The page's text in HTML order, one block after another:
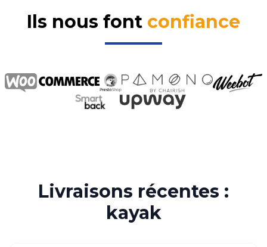
Ils nous font confiance
Livraisons récentes :
kayak